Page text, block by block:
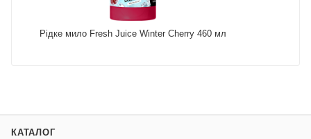
Рідке мило Fresh Juice Winter Cherry 460 мл
КАТАЛОГ